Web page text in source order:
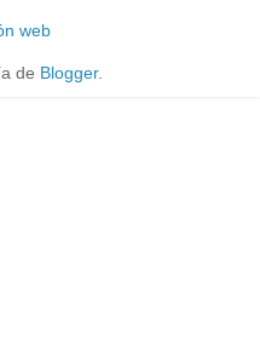
web
de Blogger.